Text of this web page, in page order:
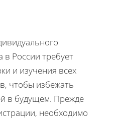
в России требует
и изучения всех
чтобы избежать
в будущем. Прежде
необходимо